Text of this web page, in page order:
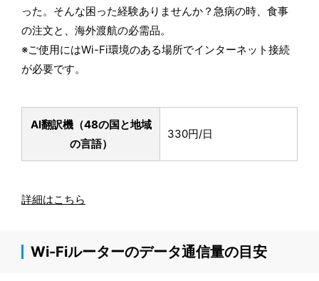
った。そんな困った経験ありませんか？急病の時、食事
の注文と、海外渡航の必需品。
※ご使用にはWi-Fi環境のある場所でインターネット接続
が必要です。
AI翻訳機（48の国と地域
の言語）
330円/日
詳細はこちら
Wi-Fiルーターのデータ通信量の目安